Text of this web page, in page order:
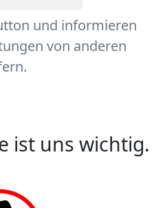
und informieren
von anderen
ist uns wichtig.